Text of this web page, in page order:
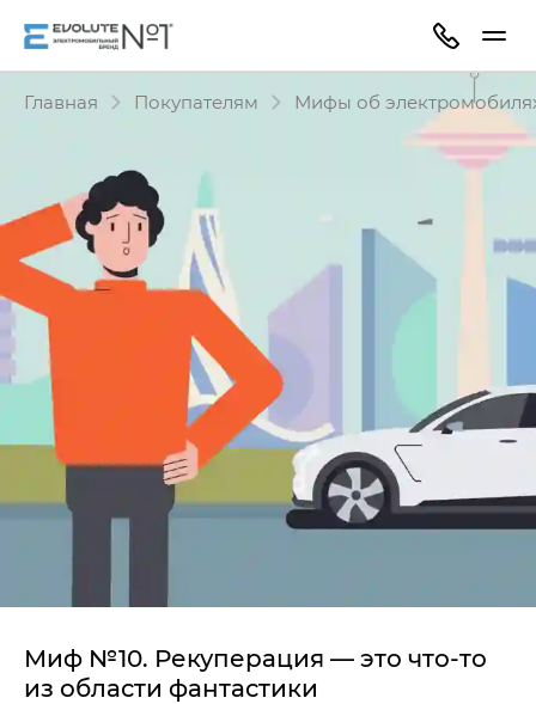
Главная Покупателям Мифы об
Миф №10. Рекуперация — это что-то
из области фантастики